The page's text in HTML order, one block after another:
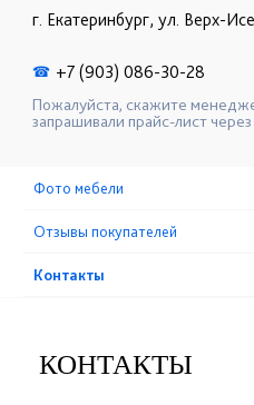
г. Екатеринбург, ул. Верх-
☎ +7 (903) 086-30-28
Пожалуйста, скажите
запрашивали прайс-лист
Фото мебели
Отзывы покупателей
Контакты
КОНТАКТЫ